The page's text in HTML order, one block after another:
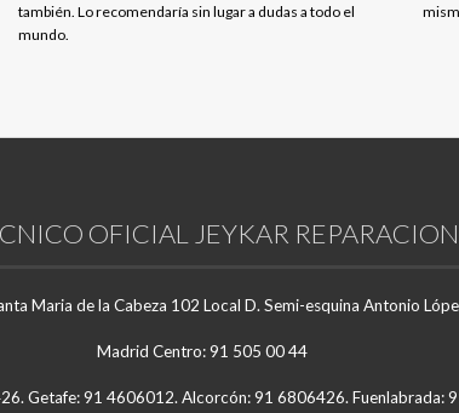
también. Lo recomendaría sin lugar a dudas a todo el
mundo.
OFICIAL JEYKAR
Maria de la Cabeza 102 Local D. Semi-esquina Antonio
Madrid Centro: 91 505 00 44
Getafe: 91 4606012. Alcorcón: 91 6806426. Fuenlabrada: